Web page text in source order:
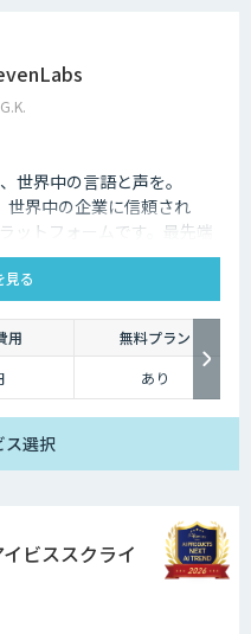
世界中の言語と声を。
界中の企業に信頼され
ットフォームです。最先端
語対応やボイスクローニン
レールの中で提供します。
見る
用
無料プラン
あり
ス選択
ビススクライ